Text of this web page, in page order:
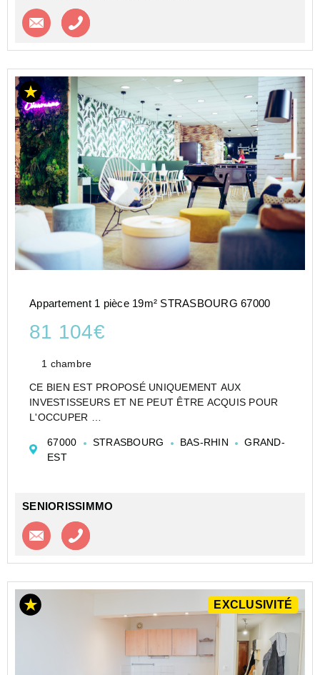
Contacter l'agence
Appartement 1 pièce 19m² STRASBOURG 67000
81 104€
1 chambre
CE BIEN EST PROPOSÉ UNIQUEMENT AUX
INVESTISSEURS ET NE PEUT ÊTRE ACQUIS POUR
L'OCCUPER
ETUDIANTE DE TYPE STUDIO DE 19 M² À
STRASBOURG - STUDÉA WINSTON 2 - NEXITY
67000 STRASBOURG BAS-RHIN
GRAND-
EST
SENIORISSIMMO
Contacter l'agence
EXCLUSIVITÉ